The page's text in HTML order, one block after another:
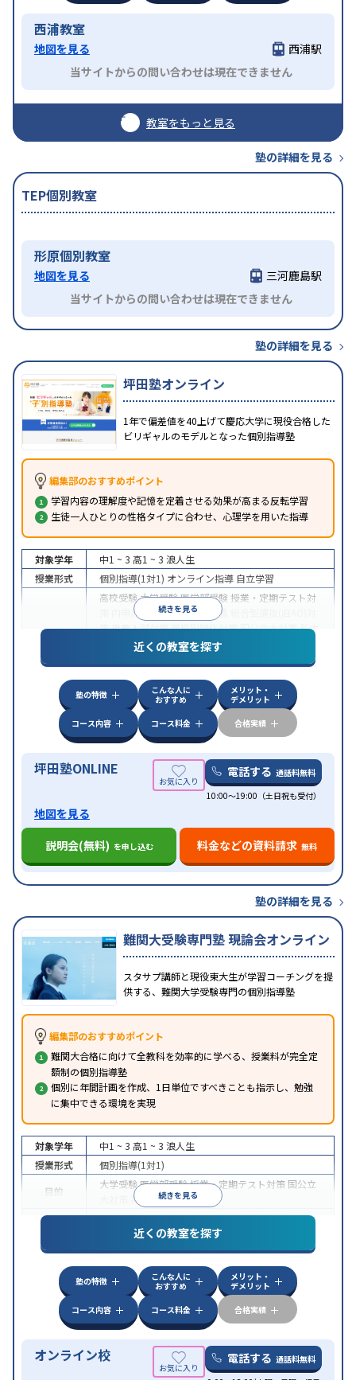
西浦教室
地図を見る
西浦駅
当サイトからの問い合わせは現在できません
教室をもっと見る
塾の詳細を見る
TEP個別教室
形原個別教室
地図を見る
三河鹿島駅
当サイトからの問い合わせは現在できません
塾の詳細を見る
坪田塾オンライン
1年で偏差値を40上げて慶応大学に現役合格した
ビリギャルのモデルとなった個別指導塾
編集部のおすすめポイント
学習内容の理解度や記憶を定着させる効果が高まる反転学習
生徒一人ひとりの性格タイプに合わせ、心理学を用いた指導
続きを見る
対象学年 中1 ~ 3 高1 ~ 3 浪人生
授業形式
個別指導(1対1) オンライン指導 自立学習
高校受験大学受験医学部受験 授業・定期テスト対
内申点対策学習習慣の定着
策推薦入試対策学校別特化対策国公立大対策私大
共通テスト対策英検(英語検定)対策
その
特徴
中高一貫校生に対応授業の振替可能 不登校生に対
学習にPC・タブレットを利用オンライン対応
科目から受講可能季節講習のみの受講可発達障害
の子どもに対応
近くの教室を探す
塾の特徴
こんな人に
おすすめ
メリット・
デメリット
コース内容
コース料金 合格実績
坪田塾ONLINE 電話する 通話料無料
10:00～19:00（土日祝も受付）
地図を見る
説明会(無料) を申し込む 料金などの資料請求 無料
塾の詳細を見る
難関大受験専門塾 現論会オンライン
スタサプ講師と現役東大生が学習コーチングを提
供する、難関大学受験専門の個別指導塾
編集部のおすすめポイント
難関大合格に向けて全教科を効率的に学べる、授業料が完全定
額制の個別指導塾
個別に年間計画を作成、1日単位ですべきことも指示し、勉強
に集中できる環境を実現
続きを見る
対象学年 中1 ~ 3 高1 ~ 3 浪人生
授業形式
個別指導(1対1)
目的
大学受験医学部受験授業・定期テスト対策 国公立
英検(英語検定)対策
中高一貫校生に対応授業の振替可能オンライン対
自習室あり
近くの教室を探す
塾の特徴
こんな人に
おすすめ
メリット・
デメリット
コース内容
コース料金 合格実績
オンライン校 電話する 通話料無料